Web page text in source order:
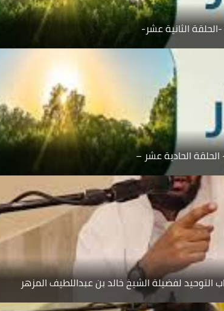
-الحلقة الثانية عشر-
الحلقة الحادية عشر –
لفضيلة الشيخ خالد بن عبداللطيف المزهر